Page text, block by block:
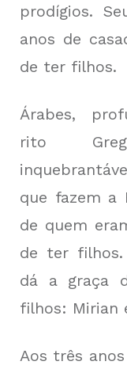
prodígios.
anos de
de ter filhos.
Árabes,
rito
que fazem a
de quem
de ter filhos.
dá a graça
filhos: Mirian
Aos três